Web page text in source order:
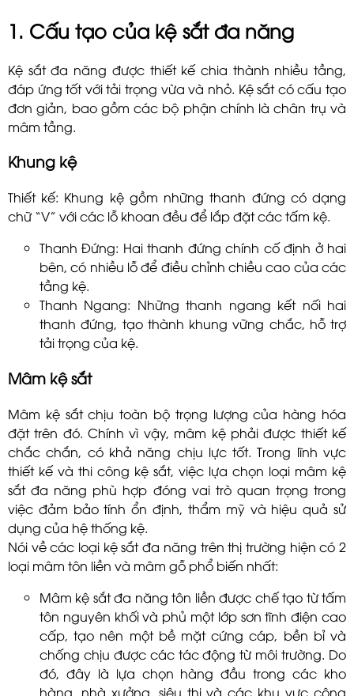
1. Cấu tạo của kệ sắt đa năng
Kệ sắt đa năng được thiết kế chia thành nhiều tầng,
đáp ứng tốt với tải trọng vừa và nhỏ. Kệ sắt có cấu tạo
đơn giản, bao gồm các bộ phận chính là chân trụ và
mâm tầng.
Khung kệ
Thiết kế: Khung kệ gồm những thanh đứng có dạng
chữ “V” với các lỗ khoan đều để lắp đặt các tấm kệ.
Thanh Đứng: Hai thanh đứng chính cố định ở hai
bên, có nhiều lỗ để điều chỉnh chiều cao của các
tầng kệ.
Thanh Ngang: Những thanh ngang kết nối hai
thanh đứng, tạo thành khung vững chắc, hỗ trợ
tải trọng của kệ.
Mâm kệ sắt
Mâm kệ sắt chịu toàn bộ trọng lượng của hàng hóa
đặt trên đó. Chính vì vậy, mâm kệ phải được thiết kế
chắc chắn, có khả năng chịu lực tốt. Trong lĩnh vực
thiết kế và thi công kệ sắt, việc lựa chọn loại mâm kệ
sắt đa năng phù hợp đóng vai trò quan trọng trong
việc đảm bảo tính ổn định, thẩm mỹ và hiệu quả sử
dụng của hệ thống kệ.
Nói về các loại kệ sắt đa năng trên thị trường hiện có 2
loại mâm tôn liền và mâm gỗ phổ biến nhất:
Mâm kệ sắt đa năng tôn liền được chế tạo từ tấm
tôn nguyên khối và phủ một lớp sơn tĩnh điện cao
cấp, tạo nên một bề mặt cứng cáp, bền bỉ và
chống chịu được các tác động từ môi trường. Do
đó, đây là lựa chọn hàng đầu trong các kho
hàng, nhà xưởng, siêu thị và các khu vực công